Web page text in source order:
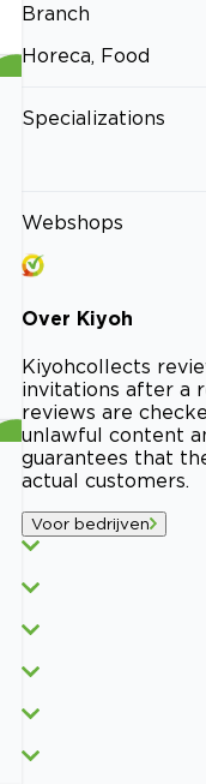
Branch
Horeca, Food
Specializations
Webshops
Over Kiyoh
Kiyohcollects
invitations after a
reviews are
unlawful content
guarantees that
actual customers.
Voor bedrijven